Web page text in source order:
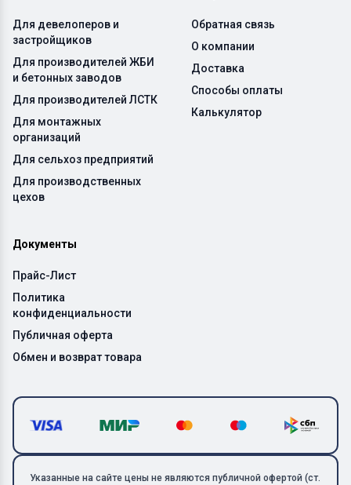
Для девелоперов и
застройщиков
Для производителей ЖБИ
и бетонных заводов
Для производителей ЛСТК
Для монтажных
организаций
Для сельхоз предприятий
Для производственных
цехов
Обратная связь
О компании
Доставка
Способы оплаты
Калькулятор
Документы
Прайс-Лист
Политика
конфиденциальности
Публичная оферта
Обмен и возврат товара
Указанные на сайте цены не являются публичной офертой (ст.